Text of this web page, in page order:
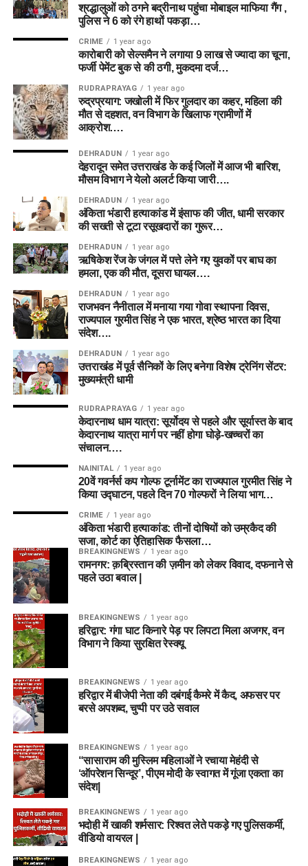
श्रद्धालुओं को ठगने बद्रीनाथ पहुंचा मोबाइल माफिया गैंग ,
पुलिस ने 6 को रंगे हाथों पकड़ा…
CRIME 1 year ago
कारोबारी को सेल्समैन ने लगाया 9 लाख से ज्यादा का चूना,
फर्जी पेमेंट बुक से की ठगी, मुकदमा दर्ज…
RUDRAPRAYAG 1 year ago
रुद्रप्रयाग: जखोली में फिर गुलदार का कहर, महिला की
मौत से दहशत, वन विभाग के खिलाफ ग्रामीणों में
आक्रोश….
DEHRADUN 1 year ago
देहरादून समेत उत्तराखंड के कई जिलों में आज भी बारिश,
मौसम विभाग ने येलो अलर्ट किया जारी….
DEHRADUN 1 year ago
अंकिता भंडारी हत्याकांड में इंसाफ की जीत, धामी सरकार
की सख्ती से टूटा रसूखदारों का गुरूर…
DEHRADUN 1 year ago
ऋषिकेश रेंज के जंगल में पत्ते लेने गए युवकों पर बाघ का
हमला, एक की मौत, दूसरा घायल….
DEHRADUN 1 year ago
राजभवन नैनीताल में मनाया गया गोवा स्थापना दिवस,
राज्यपाल गुरमीत सिंह ने एक भारत, श्रेष्ठ भारत का दिया
संदेश….
DEHRADUN 1 year ago
उत्तराखंड में पूर्व सैनिकों के लिए बनेगा विशेष ट्रेनिंग सेंटर:
मुख्यमंत्री धामी
RUDRAPRAYAG 1 year ago
केदारनाथ धाम यात्रा: सूर्योदय से पहले और सूर्यास्त के बाद
केदारनाथ यात्रा मार्ग पर नहीं होगा घोड़े-खच्चरों का
संचालन….
NAINITAL 1 year ago
20वें गवर्नर्स कप गोल्फ टूर्नामेंट का राज्यपाल गुरमीत सिंह ने
किया उद्घाटन, पहले दिन 70 गोल्फरों ने लिया भाग…
CRIME 1 year ago
अंकिता भंडारी हत्याकांड: तीनों दोषियों को उम्रकैद की
सजा, कोर्ट का ऐतिहासिक फैसला…
BREAKINGNEWS 1 year ago
रामनगर: क़ब्रिस्तान की ज़मीन को लेकर विवाद, दफनाने से
पहले उठा बवाल |
BREAKINGNEWS 1 year ago
हरिद्वार: गंगा घाट किनारे पेड़ पर लिपटा मिला अजगर, वन
विभाग ने किया सुरक्षित रेस्क्यू
BREAKINGNEWS 1 year ago
हरिद्वार में बीजेपी नेता की दबंगई कैमरे में कैद, अफसर पर
बरसे अपशब्द, चुप्पी पर उठे सवाल
BREAKINGNEWS 1 year ago
“सासाराम की मुस्लिम महिलाओं ने रचाया मेहंदी से
‘ऑपरेशन सिन्दूर’, पीएम मोदी के स्वागत में गूंजा एकता का
संदेश|
BREAKINGNEWS 1 year ago
भदोही में खाकी शर्मसार: रिश्वत लेते पकड़े गए पुलिसकर्मी,
वीडियो वायरल |
BREAKINGNEWS 1 year ago